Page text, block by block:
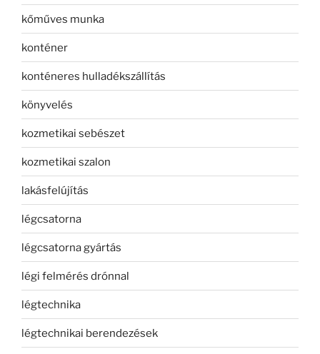
kőműves munka
konténer
konténeres hulladékszállítás
könyvelés
kozmetikai sebészet
kozmetikai szalon
lakásfelújítás
légcsatorna
légcsatorna gyártás
légi felmérés drónnal
légtechnika
légtechnikai berendezések